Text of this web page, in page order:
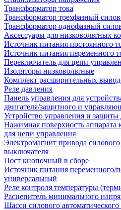
Трансформатор тока
Трансформатор трехфазный
Трансформатор однофазный
Аксессуары для низковольтных
Источник питания постоянного
Источник питания переменного
Переключатель для цепи
Изоляторы низковольтные
Комплект расширительных
Реле давления
Панель управления для
двигателя/защитного и
Устройство управления и защиты
Нажимная поверхность аппарата
для цепи управления
Электромагнит привода силового
выключателя
Пост кнопочный в сборе
Источник питания переменного/
универсальный
Реле контроля температуры
Расцепитель минимального
Шасси силового